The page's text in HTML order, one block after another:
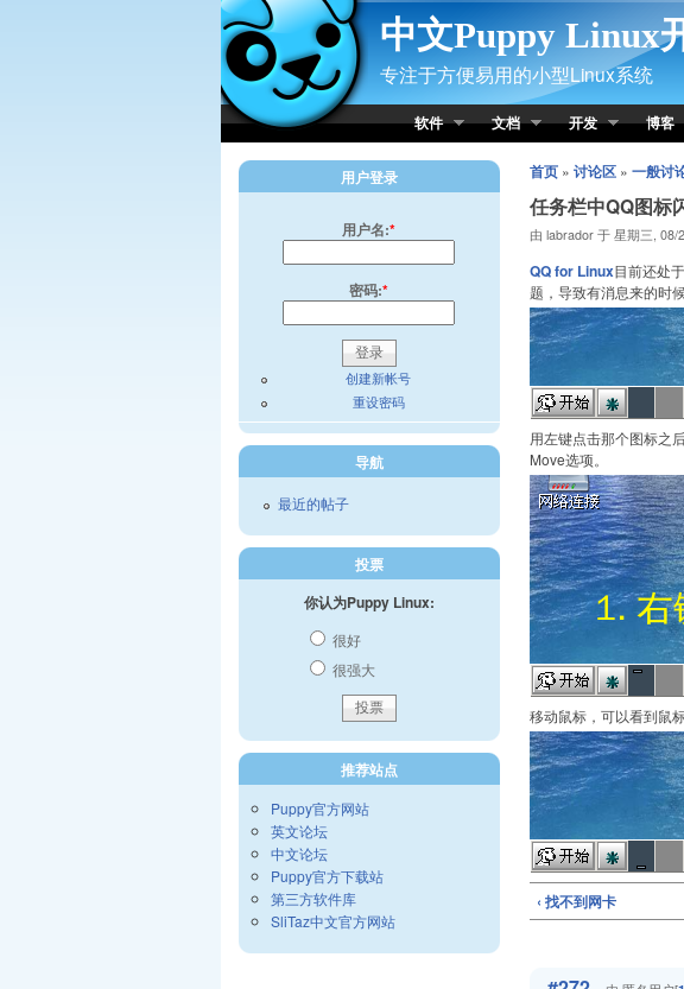
Skip to Content
中文Puppy Linux
专注于方便易用的小型Linux系统
软件 文档 开发 博客
首页» 讨论区» 一般讨
任务栏中QQ图标
由 labrador 于 星期三, 08/
QQ for Linux目前还处
题，导致有消息来的时
用左键点击那个图标之
Move选项。
移动鼠标，可以看到鼠
‹ 找不到网卡
用户登录
用户名:*
密码:*
创建新帐号
重设密码
导航
最近的帖子
投票
你认为Puppy Linux:
很好
很强大
推荐站点
Puppy官方网站
英文论坛
中文论坛
Puppy官方下载站
第三方软件库
SliTaz中文官方网站